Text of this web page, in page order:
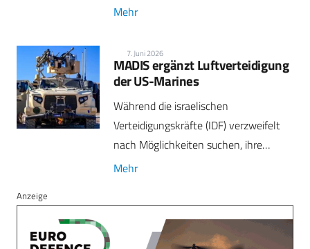
Mehr
7. Juni 2026
MADIS ergänzt Luftverteidigung
der US-Marines
Während die israelischen
Verteidigungskräfte (IDF) verzweifelt
nach Möglichkeiten suchen, ihre…
Mehr
Anzeige